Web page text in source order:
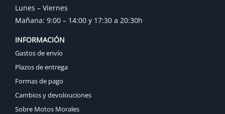
Lunes – Viernes
Mañana: 9:00 – 14:00 y 17:30 a 20:30h
INFORMACIÓN
Gastos de envío
Plazos de entrega
Formas de pago
Cambios y devolouciones
Sobre Motos Morales